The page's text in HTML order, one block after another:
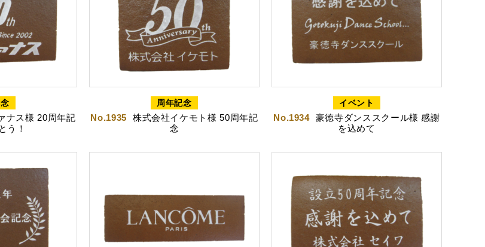
長寿のお祝いカステラ
ナス様 20周年記
う！
周年記念
No.1935
株式会社イケモト様 50周年記
念
イベント
No.1934
豪徳寺ダンススクール様 感謝
を込めて